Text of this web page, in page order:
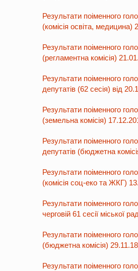
Результати поіменного
(комісія освіта, медицина)
Результати поіменного
(регламентна комісія)
Результати поіменного
депутатів (62 сесія) від
Результати поіменного
(земельна комісія)
Результати поіменного
депутатів (бюджетна
Результати поіменного
(комісія соц-еко та ЖКГ)
Результати поіменного
черговій 61 сесії міської
Результати поіменного
(бюджетна комісія) 29.11.18
Результати поіменного